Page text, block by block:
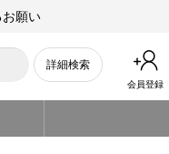
お願い
詳細検索
会員登録